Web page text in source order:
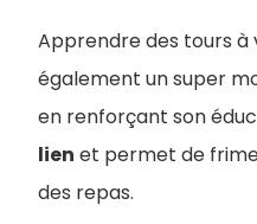
Apprendre des tours
également un super
en renforçant son
lien et permet de
des repas.